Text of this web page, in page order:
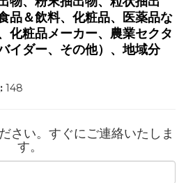
品＆飲料、化粧品、医薬品な
化粧品メーカー、農業セクタ
イダー、その他）、地域分
148
さい。すぐにご連絡いたしま
す。